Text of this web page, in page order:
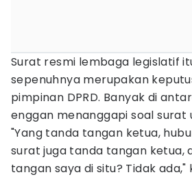
Surat resmi lembaga legislatif
sepenuhnya merupakan
pimpinan DPRD. Banyak di
enggan menanggapi soal surat
"Yang tanda tangan ketua,
surat juga tanda tangan ketua,
tangan saya di situ? Tidak